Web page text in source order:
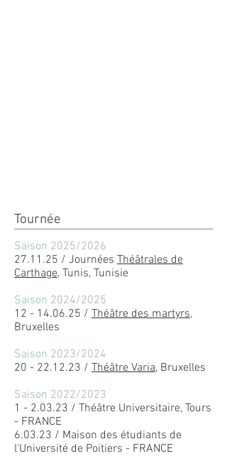
Tournée
Saison 2025/2026
27.11.25 / Journées Théâtrales de
Carthage, Tunis, Tunisie
Saison 2024/2025
12 - 14.06.25 / Théâtre des martyrs,
Bruxelles
Saison 2023/2024
20 - 22.12.23 / Théâtre Varia, Bruxelles
Saison 2022/2023
1 - 2.03.23 / Théâtre Universitaire, Tours
- FRANCE
6.03.23 / Maison des étudiants de
l'Université de Poitiers - FRANCE